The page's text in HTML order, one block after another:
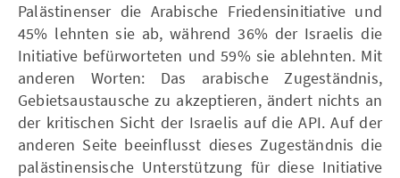
Palästinenser die Arabische Friedensinitiative und
45% lehnten sie ab, während 36% der Israelis die
Initiative befürworteten und 59% sie ablehnten. Mit
anderen Worten: Das arabische Zugeständnis,
Gebietsaustausche zu akzeptieren, ändert nichts an
der kritischen Sicht der Israelis auf die API. Auf der
anderen Seite beeinflusst dieses Zugeständnis die
palästinensische Unterstützung für diese Initiative